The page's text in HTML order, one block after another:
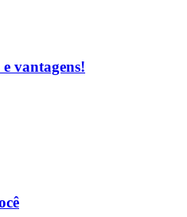
vantagens!